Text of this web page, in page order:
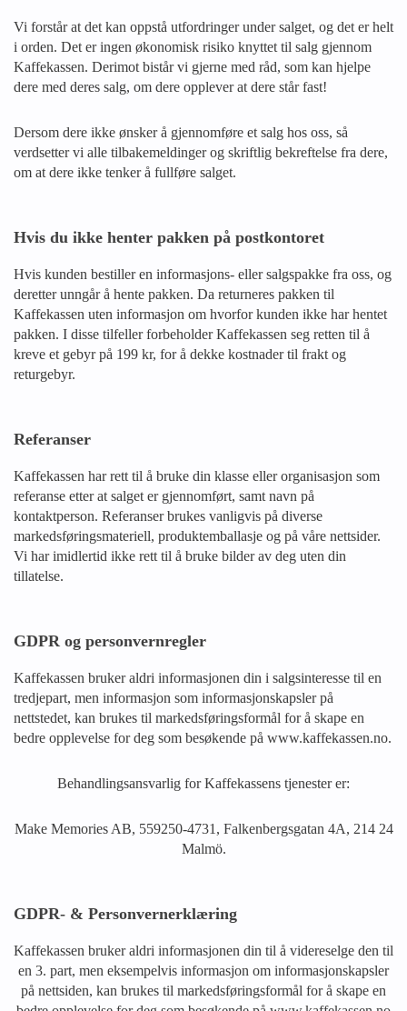
Vi forstår at det kan oppstå utfordringer under salget, og det er helt
i orden. Det er ingen økonomisk risiko knyttet til salg gjennom
Kaffekassen. Derimot bistår vi gjerne med råd, som kan hjelpe
dere med deres salg, om dere opplever at dere står fast!
Dersom dere ikke ønsker å gjennomføre et salg hos oss, så
verdsetter vi alle tilbakemeldinger og skriftlig bekreftelse fra dere,
om at dere ikke tenker å fullføre salget.
Hvis du ikke henter pakken på postkontoret
Hvis kunden bestiller en informasjons- eller salgspakke fra oss, og
deretter unngår å hente pakken. Da returneres pakken til
Kaffekassen uten informasjon om hvorfor kunden ikke har hentet
pakken. I disse tilfeller forbeholder Kaffekassen seg retten til å
kreve et gebyr på 199 kr, for å dekke kostnader til frakt og
returgebyr.
Referanser
Kaffekassen har rett til å bruke din klasse eller organisasjon som
referanse etter at salget er gjennomført, samt navn på
kontaktperson. Referanser brukes vanligvis på diverse
markedsføringsmateriell, produktemballasje og på våre nettsider.
Vi har imidlertid ikke rett til å bruke bilder av deg uten din
tillatelse.
GDPR og personvernregler
Kaffekassen bruker aldri informasjonen din i salgsinteresse til en
tredjepart, men informasjon som informasjonskapsler på
nettstedet, kan brukes til markedsføringsformål for å skape en
bedre opplevelse for deg som besøkende på www.kaffekassen.no.
Behandlingsansvarlig for Kaffekassens tjenester er:
Make Memories AB, 559250-4731, Falkenbergsgatan 4A, 214 24
Malmö.
GDPR- & Personvernerklæring
Kaffekassen bruker aldri informasjonen din til å videreselge den til
en 3. part, men eksempelvis informasjon om informasjonskapsler
på nettsiden, kan brukes til markedsføringsformål for å skape en